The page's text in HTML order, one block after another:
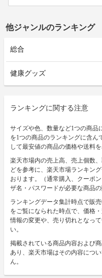
他ジャンルのランキング
総合
健康グッズ
ランキングに関する注意
サイズや色、数量など1つの商品
を1つの商品のランキングに含ん
して最安値の商品の価格や送料を
楽天市場内の売上高、売上個数
どを参考に、楽天市場ランキン
おります。（通常購入、クーポ
ザ名・パスワードが必要な商品
ランキングデータ集計時点で販
をご覧になられた時点で、価格
情報の変更や、売り切れとなっ
い。
掲載されている商品内容および
あり、楽天市場はその内容につ
ん。